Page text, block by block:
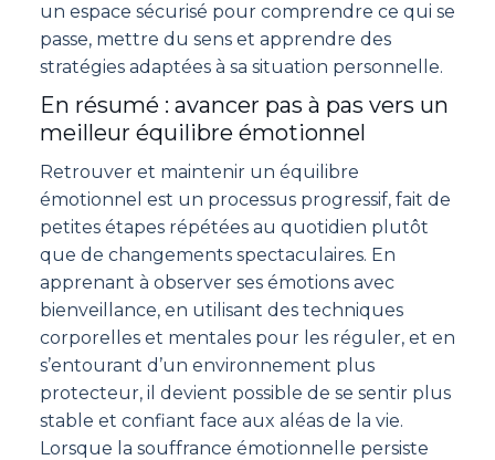
un espace sécurisé pour comprendre ce qui se
passe, mettre du sens et apprendre des
stratégies adaptées à sa situation personnelle.
En résumé : avancer pas à pas vers un
meilleur équilibre émotionnel
Retrouver et maintenir un équilibre
émotionnel est un processus progressif, fait de
petites étapes répétées au quotidien plutôt
que de changements spectaculaires. En
apprenant à observer ses émotions avec
bienveillance, en utilisant des techniques
corporelles et mentales pour les réguler, et en
s’entourant d’un environnement plus
protecteur, il devient possible de se sentir plus
stable et confiant face aux aléas de la vie.
Lorsque la souffrance émotionnelle persiste